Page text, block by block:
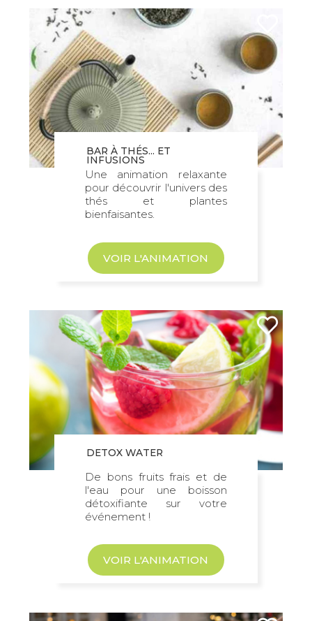
BAR À THÉS... ET
INFUSIONS
Une animation relaxante
pour découvrir l'univers des
thés et plantes
bienfaisantes.
VOIR L'ANIMATION
DETOX WATER
De bons fruits frais et de
l'eau pour une boisson
détoxifiante sur votre
événement !
VOIR L'ANIMATION